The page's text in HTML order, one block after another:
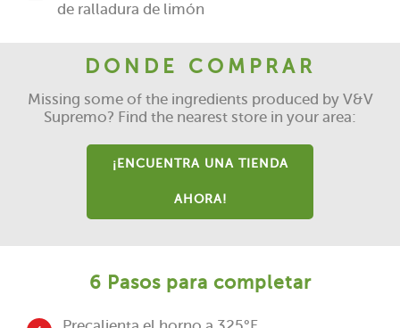
de ralladura de limón
DONDE COMPRAR
Missing some of the ingredients produced by V&V
Supremo? Find the nearest store in your area:
¡ENCUENTRA UNA TIENDA
AHORA!
6 Pasos para completar